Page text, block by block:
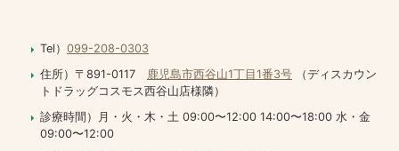
Tel） 099-208-0303
住所）〒891-0117
鹿児島市西谷山1丁目1番3号 （ディスカウン
トドラッグコスモス西谷山店様隣）
診療時間）月・火・木・土 09:00〜12:00 14:00〜18:00 水・金
09:00〜12:00